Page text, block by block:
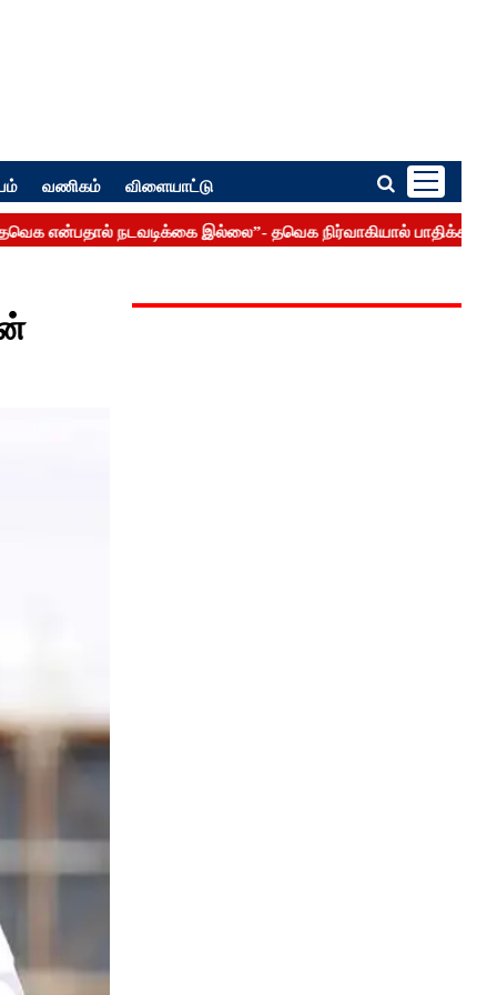
வணிகம் விளையாட்டு